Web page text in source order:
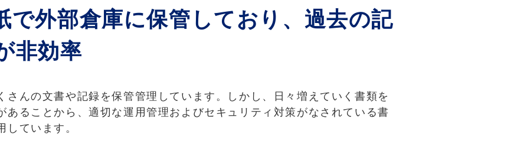
で外部倉庫に保管しており、過去の記
非効率
さんの文書や記録を保管管理しています。しかし、日々増えていく書類を
あることから、適切な運用管理およびセキュリティ対策がなされている書
ています。